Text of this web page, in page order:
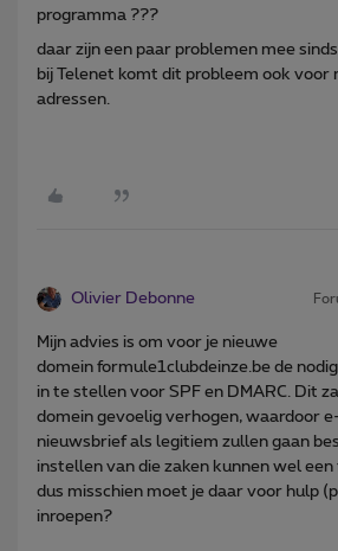
programma ???
daar zijn een paar problemen mee
bij Telenet komt dit probleem ook
adressen.
Olivier Debonne
Mijn advies is om voor je nieuwe
domein formule1clubdeinze.be de
in te stellen voor SPF en DMARC. Dit
domein gevoelig verhogen, waardoor
nieuwsbrief als legitiem zullen gaan
instellen van die zaken kunnen wel
dus misschien moet je daar voor hulp
inroepen?